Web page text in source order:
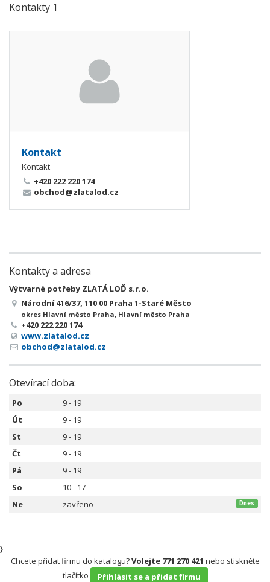
Kontakty 1
Kontakt
Kontakt
+420 222 220 174
obchod@zlatalod.cz
Kontakty a adresa
Výtvarné potřeby ZLATÁ LOĎ s.r.o.
Národní 416/37, 110 00 Praha 1-Staré Město
okres Hlavní město Praha, Hlavní město Praha
+420 222 220 174
www.zlatalod.cz
obchod@zlatalod.cz
Otevírací doba:
Po
9 - 19
Út
9 - 19
St
9 - 19
Čt
9 - 19
Pá
9 - 19
So
10 - 17
Ne
zavřeno Dnes
}
Chcete přidat firmu do katalogu?Volejte 771 270 421 nebo stiskněte
tlačítko
Přihlásit se a přidat firmu